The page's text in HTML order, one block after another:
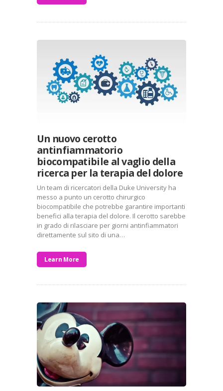
Un nuovo cerotto
antinfiammatorio
biocompatibile al vaglio della
ricerca per la terapia del dolore
Un team di ricercatori della Duke University ha
messo a punto un cerotto chirurgico
biocompatibile che potrebbe garantire importanti
benefici alla terapia del dolore. Il cerotto sarebbe
in grado di rilasciare per giorni antinfiammatori
direttamente sul sito di una…
Learn More